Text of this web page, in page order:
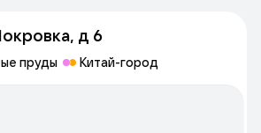
д 6
пруды Китай-город